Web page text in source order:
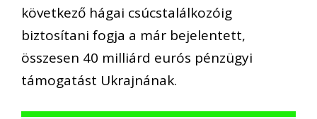
következő hágai csúcstalálkozóig
biztosítani fogja a már bejelentett,
összesen 40 milliárd eurós pénzügyi
támogatást Ukrajnának.